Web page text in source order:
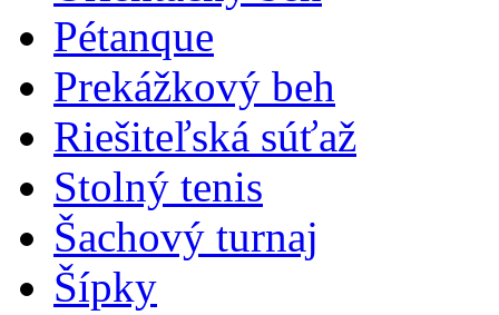
Pétanque
Prekážkový beh
Riešiteľská súťaž
Stolný tenis
Šachový turnaj
Šípky